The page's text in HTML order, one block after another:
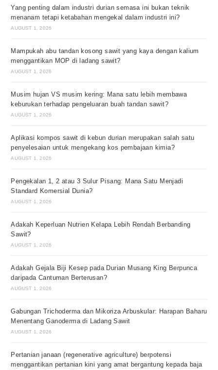
Yang penting dalam industri durian semasa ini bukan teknik
menanam tetapi ketabahan mengekal dalam industri ini?
AUGUST 1, 2026
Mampukah abu tandan kosong sawit yang kaya dengan kalium
menggantikan MOP di ladang sawit?
AUGUST 1, 2026
Musim hujan VS musim kering: Mana satu lebih membawa
keburukan terhadap pengeluaran buah tandan sawit?
AUGUST 1, 2026
Aplikasi kompos sawit di kebun durian merupakan salah satu
penyelesaian untuk mengekang kos pembajaan kimia?
AUGUST 1, 2026
Pengekalan 1, 2 atau 3 Sulur Pisang: Mana Satu Menjadi
Standard Komersial Dunia?
AUGUST 1, 2026
Adakah Keperluan Nutrien Kelapa Lebih Rendah Berbanding
Sawit?
AUGUST 1, 2026
Adakah Gejala Biji Kesep pada Durian Musang King Berpunca
daripada Cantuman Berterusan?
AUGUST 1, 2026
Gabungan Trichoderma dan Mikoriza Arbuskular: Harapan Baharu
Menentang Ganoderma di Ladang Sawit
AUGUST 1, 2026
Pertanian janaan (regenerative agriculture) berpotensi
menggantikan pertanian kini yang amat bergantung kepada baja